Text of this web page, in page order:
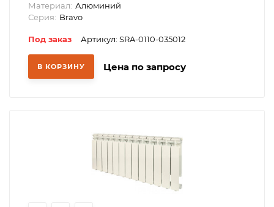
Материал: Алюминий
Серия: Bravo
Под заказ Артикул: SRA-0110-035012
В КОРЗИНУ Цена по запросу